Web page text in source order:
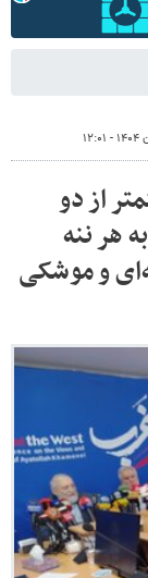
از دو
هر ننه
و موشکی